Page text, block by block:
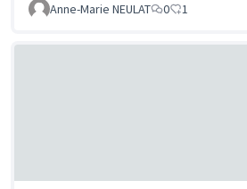
Anne-Marie NEULAT 0 1